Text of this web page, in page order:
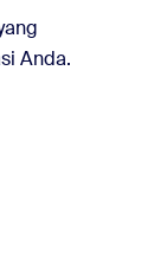
Anda.